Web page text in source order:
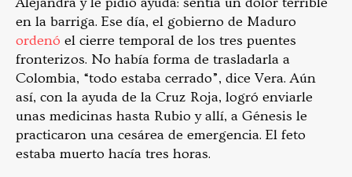
en la barriga. Ese día, el gobierno de Maduro
ordenó el cierre temporal de los tres puentes
fronterizos. No había forma de trasladarla a
Colombia, “todo estaba cerrado”, dice Vera. Aún
así, con la ayuda de la Cruz Roja, logró enviarle
unas medicinas hasta Rubio y allí, a Génesis le
practicaron una cesárea de emergencia. El feto
estaba muerto hacía tres horas.